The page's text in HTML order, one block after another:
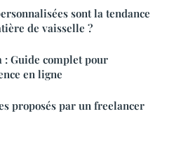
sont la tendance
de vaisselle ?
: Guide complet pour
en ligne
par un freelancer